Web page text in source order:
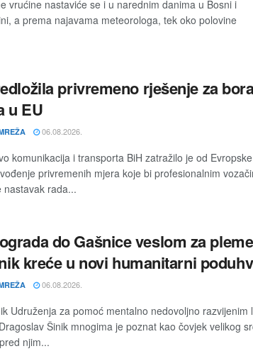
vrućine nastaviće se i u narednim danima u Bosni i
a prema najavama meteorologa, tek oko polovine
privremeno rješenje za
u EU
06.08.2026.
komunikacija i transporta BiH zatražilo je od Evropske
privremenih mjera koje bi profesionalnim
nastavak rada...
do Gašnice veslom za
kreće u novi humanitarni
06.08.2026.
Udruženja za pomoć mentalno nedovoljno razvijenim
Šinik mnogima je poznat kao čovjek velikog
njim...